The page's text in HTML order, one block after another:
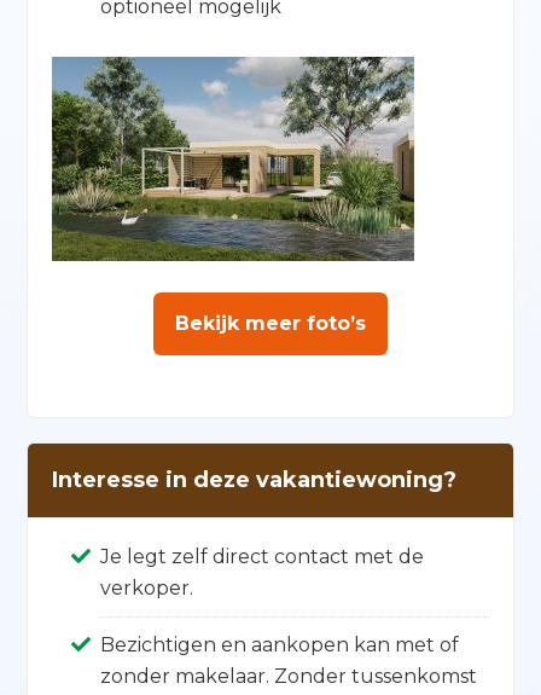
optioneel mogelijk
Bekijk meer foto’s
Interesse in deze vakantiewoning?
Je legt zelf direct contact met de
verkoper.
Bezichtigen en aankopen kan met of
zonder makelaar. Zonder tussenkomst